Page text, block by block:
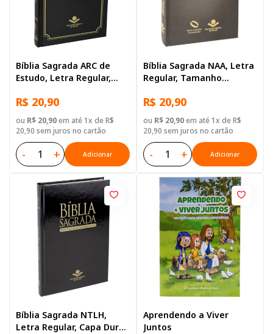
Bíblia Sagrada ARC de
Estudo, Letra Regular,
Preta
R$ 20,90
ou R$ 20,90em até 1x de R$
20,90 sem juros no cartão
- + Adicionar
Bíblia Sagrada NAA, Letra
Regular, Tamanho
R$ 20,90
ou R$ 20,90em até 1x de R$
20,90 sem juros no cartão
- + Adicionar
Bíblia Sagrada NTLH,
Letra Regular, Capa Dura
Aprendendo a Viver
Juntos